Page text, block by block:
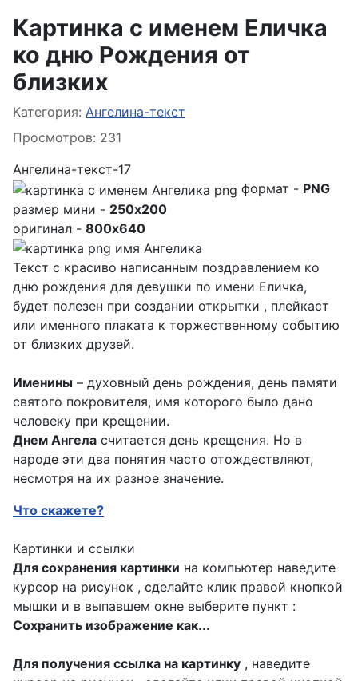
Картинка с именем Еличка
ко дню Рождения от
близких
Информация о материале
Категория: Ангелина-текст
Просмотров: 231
Ангелина-текст-17
формат - PNG
размер мини - 250x200
оригинал - 800x640
Текст с красиво написанным поздравлением ко
дню рождения для девушки по имени Еличка,
будет полезен при создании открытки , плейкаст
или именного плаката к торжественному событию
от близких друзей.
Именины – духовный день рождения, день памяти
святого покровителя, имя которого было дано
человеку при крещении.
Днем Ангела считается день крещения. Но в
народе эти два понятия часто отождествляют,
несмотря на их разное значение.
Что скажете?
Картинки и ссылки
Для сохранения картинки на компьютер наведите
курсор на рисунок , сделайте клик правой кнопкой
мышки и в выпавшем окне выберите пункт :
Сохранить изображение как...
Для получения ссылка на картинку , наведите